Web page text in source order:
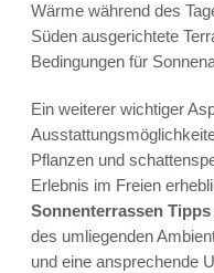
Wärme während des
Süden ausgerichtete
Bedingungen für
Ein weiterer wichtiger
Pflanzen und
Erlebnis im Freien
Sonnenterrassen Tipps
des umliegenden
und eine ansprechende